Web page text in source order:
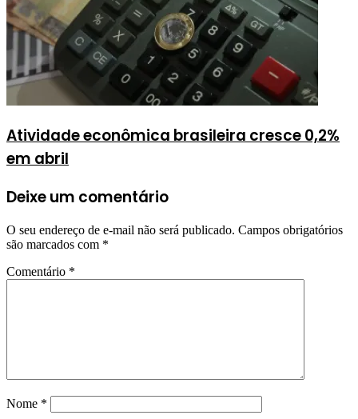
Atividade econômica brasileira cresce 0,2%
em abril
Deixe um comentário
O seu endereço de e-mail não será publicado. Campos obrigatórios
são marcados com *
Comentário *
Nome *